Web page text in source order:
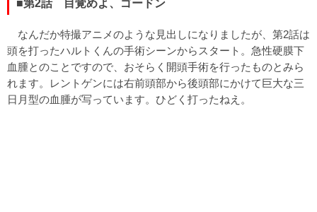
■第2話 目覚めよ、ゴードン
なんだか特撮アニメのような見出しになりましたが、第2話は
頭を打ったハルトくんの手術シーンからスタート。急性硬膜下
血腫とのことですので、おそらく開頭手術を行ったものとみら
れます。レントゲンには右前頭部から後頭部にかけて巨大な三
日月型の血腫が写っています。ひどく打ったねえ。